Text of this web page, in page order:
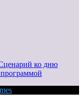
ко дню